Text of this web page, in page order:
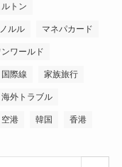
ルトン
ルル マネパカード
ンワールド
国際線 家族旅行
海外トラブル
空港 韓国 香港